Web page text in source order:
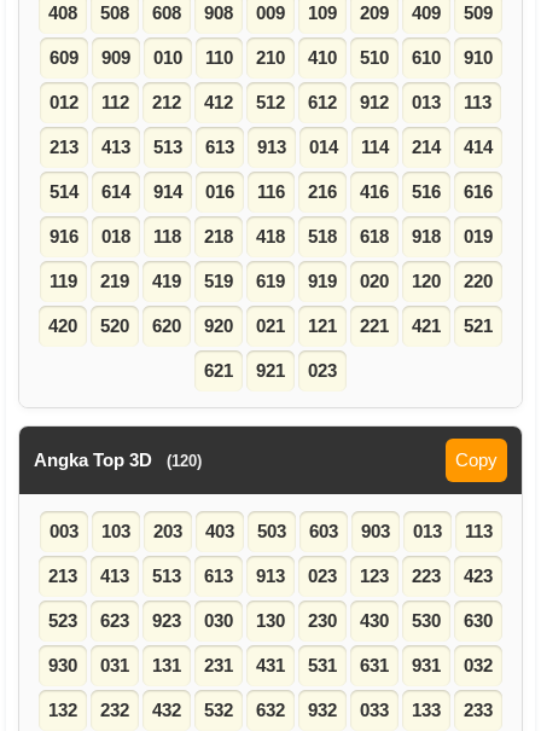
408 508 608 908 009 109 209 409 509
609 909 010 110 210 410 510 610 910
012 112 212 412 512 612 912 013 113
213 413 513 613 913 014 114 214 414
514 614 914 016 116 216 416 516 616
916 018 118 218 418 518 618 918 019
119 219 419 519 619 919 020 120 220
420 520 620 920 021 121 221 421 521
621 921 023
Angka Top 3D (120) Copy
003 103 203 403 503 603 903 013 113
213 413 513 613 913 023 123 223 423
523 623 923 030 130 230 430 530 630
930 031 131 231 431 531 631 931 032
132 232 432 532 632 932 033 133 233